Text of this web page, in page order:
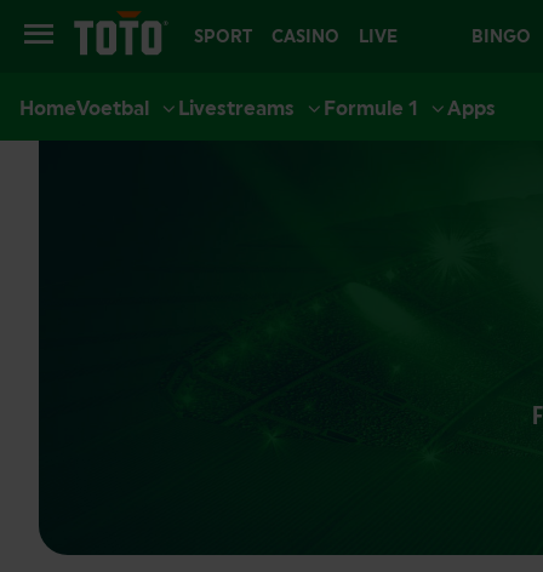
SPORT CASINO LIVE
CASINO
BINGO
HomeVoetbal Livestreams Formule 1 Apps